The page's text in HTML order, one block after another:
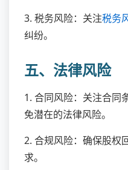
3. 税务风险：关注税务
纠纷。
五、法律风险
1. 合同风险：关注合同
免潜在的法律风险。
2. 合规风险：确保股权
求。